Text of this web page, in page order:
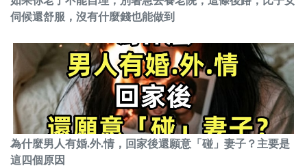
伺候還舒服，沒有什麼錢也能做到
為什麼男人有婚.外.情，回家後還願意「碰」妻子？主要是
這四個原因